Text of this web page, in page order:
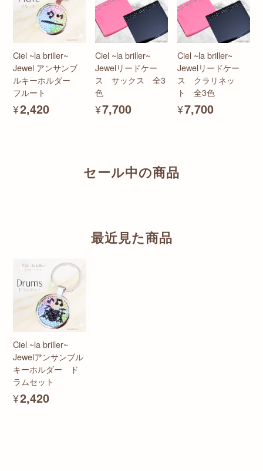
Ciel ~la briller~
Jewel アンサンブ
ルキーホルダー
フルート
¥2,420
Ciel ~la briller~
Jewelリードケー
ス サックス 全3
色
¥7,700
Ciel ~la briller~
Jewelリードケー
ス クラリネッ
ト 全3色
¥7,700
セール中の商品
最近見た商品
Ciel ~la briller~
Jewelアンサンブル
キーホルダー ド
ラムセット
¥2,420